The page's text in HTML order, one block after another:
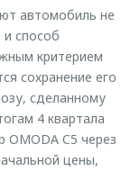
автомобиль не
способ
критерием
сохранение его
сделанному
4 квартала
OMODA C5 через
цены,